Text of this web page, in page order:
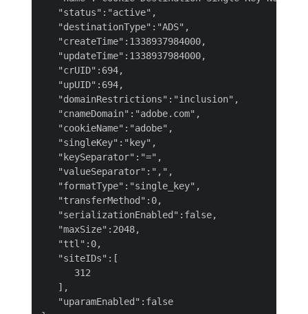
   "status":"active",
   "destinationType":"ADS",
   "createTime":1338937984000,
   "updateTime":1338937984000,
   "crUID":694,
   "upUID":694,
   "domainRestrictions":"inclusion",
   "cnameDomain":"adobe.com",
   "cookieName":"adobe",
   "singleKey":"key",
   "keySeparator":"=",
   "valueSeparator":",",
   "formatType":"single_key",
   "transferMethod":0,
   "serializationEnabled":false,
   "maxSize":2048,
   "ttl":0,
   "siteIDs":[
      312
   ],
   "uparamEnabled":false